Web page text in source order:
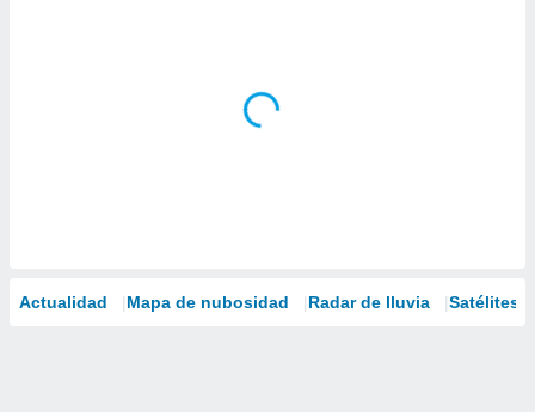
Actualidad Mapa de nubosidad Radar de lluvia Satélites